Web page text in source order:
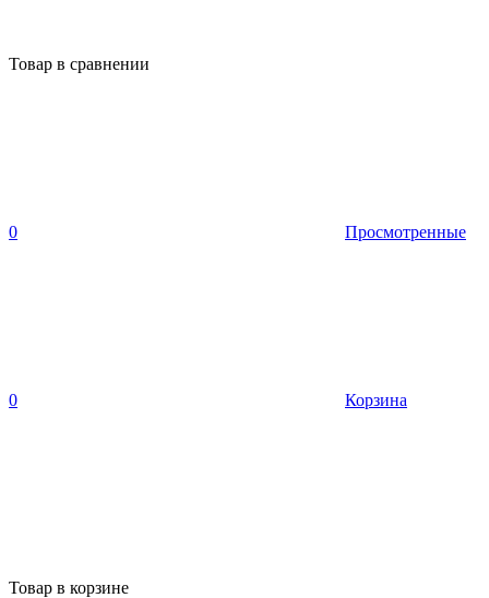
Товар в сравнении
0 Просмотренные
0 Корзина
Товар в корзине